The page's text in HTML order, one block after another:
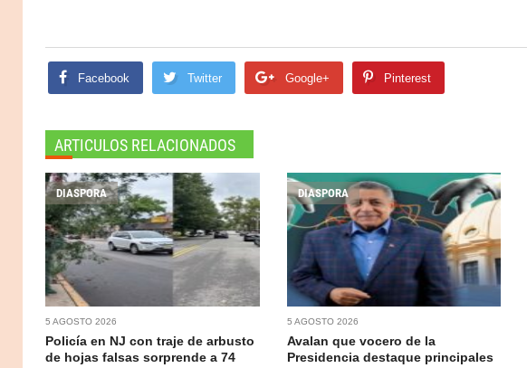
Facebook Twitter Google+ Pinterest
ARTICULOS RELACIONADOS
DIASPORA
5 AGOSTO 2026
Policía en NJ con traje de arbusto
de hojas falsas sorprende a 74
DIASPORA
5 AGOSTO 2026
Avalan que vocero de la
Presidencia destaque principales